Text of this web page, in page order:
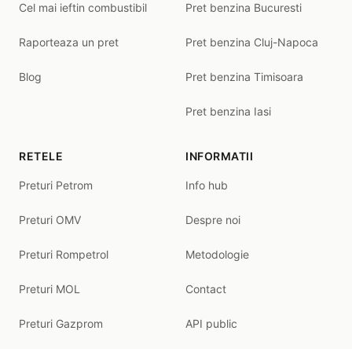
Cel mai ieftin combustibil
Raporteaza un pret
Blog
Pret benzina Bucuresti
Pret benzina Cluj-Napoca
Pret benzina Timisoara
Pret benzina Iasi
RETELE
Preturi Petrom
Preturi OMV
Preturi Rompetrol
Preturi MOL
Preturi Gazprom
INFORMATII
Info hub
Despre noi
Metodologie
Contact
API public